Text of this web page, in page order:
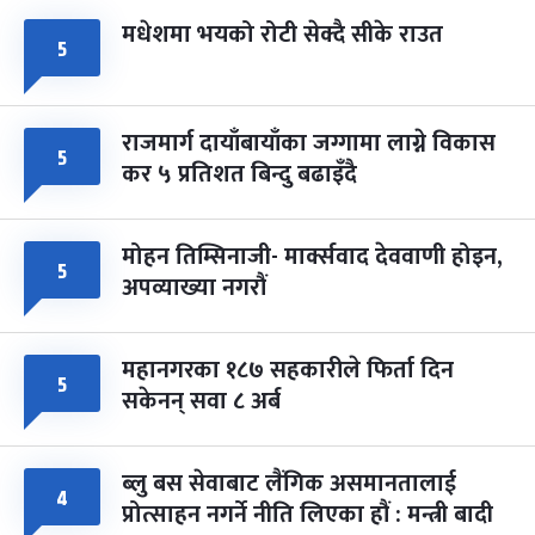
५ मधेशमा भयको रोटी सेक्दै सीके राउत
५ राजमार्ग दायाँबायाँका जग्गामा लाग्ने विकास
कर ५ प्रतिशत बिन्दु बढाइँदै
५ मोहन तिम्सिनाजी- मार्क्सवाद देववाणी होइन,
अपव्याख्या नगरौं
५ महानगरका १८७ सहकारीले फिर्ता दिन
सकेनन् सवा ८ अर्ब
४ ब्लु बस सेवाबाट लैंगिक असमानतालाई
प्रोत्साहन नगर्ने नीति लिएका हौं : मन्त्री बादी